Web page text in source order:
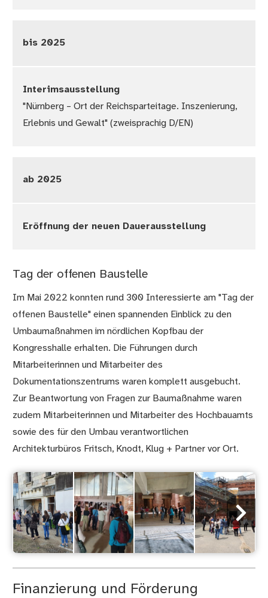
bis 2025
Interimsausstellung
"Nürnberg – Ort der Reichsparteitage. Inszenierung,
Erlebnis und Gewalt" (zweisprachig D/EN)
ab 2025
Eröffnung der neuen Dauerausstellung
Tag der offenen Baustelle
Im Mai 2022 konnten rund 300 Interessierte am "Tag der
offenen Baustelle" einen spannenden Einblick zu den
Umbaumaßnahmen im nördlichen Kopfbau der
Kongresshalle erhalten. Die Führungen durch
Mitarbeiterinnen und Mitarbeiter des
Dokumentationszentrums waren komplett ausgebucht.
Zur Beantwortung von Fragen zur Baumaßnahme waren
zudem Mitarbeiterinnen und Mitarbeiter des Hochbauamts
sowie des für den Umbau verantwortlichen
Architekturbüros Fritsch, Knodt, Klug + Partner vor Ort.
Finanzierung und Förderung